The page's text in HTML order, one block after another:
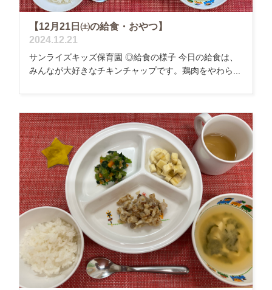
【12月21日㈯の給食・おやつ】
2024.12.21
サンライズキッズ保育園 ◎給食の様子 今日の給食は、
みんなが大好きなチキンチャップです。鶏肉をやわら...